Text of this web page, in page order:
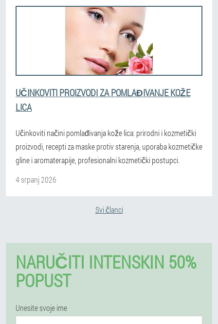
UČINKOVITI PROIZVODI ZA POMLAĐIVANJE KOŽE
LICA
Učinkoviti načini pomlađivanja kože lica: prirodni i kozmetički
proizvodi, recepti za maske protiv starenja, uporaba kozmetičke
gline i aromaterapije, profesionalni kozmetički postupci.
4 srpanj 2026
Svi članci
NARUČITI INTENSKIN 50%
POPUST
Unesite svoje ime